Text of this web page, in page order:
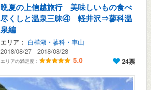
晩夏の上信越旅行 美味しいもの食べ
尽くしと温泉三昧④ 軽井沢⇒蓼科温
泉編
エリア： 白樺湖・蓼科・車山
2018/08/27 - 2018/08/28
エリアの満足度： 5.0 24票